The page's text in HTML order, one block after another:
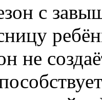
с
не